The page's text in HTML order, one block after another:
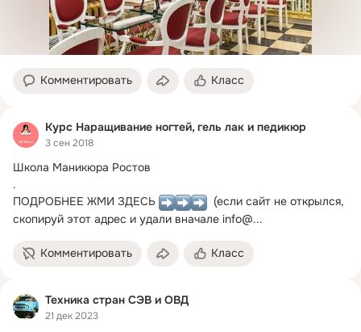
Комментировать Класс
Курс Наращивание ногтей, гель лак и педикюр
3 сен 2018
Школа Маникюра Ростов
.
ПОДРОБНЕЕ ЖМИ ЗДЕСЬ
  (если сайт не открылся,
скопируй этот адрес и удали вначале info@...
Комментировать Класс
Техника стран СЭВ и ОВД
21 дек 2023